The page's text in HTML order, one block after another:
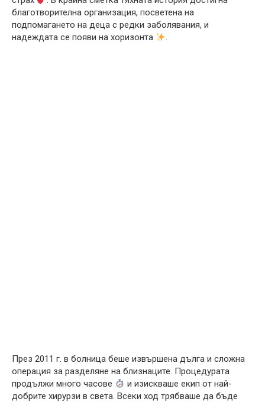
благотворителна организация, посветена на
подпомагането на деца с редки заболявания, и
надеждата се появи на хоризонта
.
През 2011 г. в болница беше извършена дълга и сложна
операция за разделяне на близнаците. Процедурата
продължи много часове
и изискваше екип от най-
добрите хирурзи в света. Всеки ход трябваше да бъде